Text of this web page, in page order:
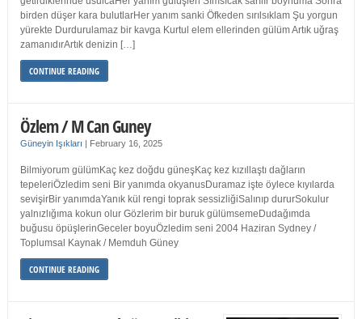
birden düşer kara bulutlarHer yanım sanki Öfkeden sırılsıklam Şu yorgun
yürekte Durdurulamaz bir kavga Kurtul elem ellerinden gülüm Artık uğraş
zamanıdırArtık denizin […]
CONTINUE READING
Özlem / M Can Guney
Güneyin Işıkları | February 16, 2025
Bilmiyorum gülümKaç kez doğdu güneşKaç kez kızıllaştı dağların
tepeleriÖzledim seni Bir yanımda okyanusDuramaz işte öylece kıyılarda
sevişirBir yanımdaYanık kül rengi toprak sessizliğiSalınıp dururSokulur
yalnızlığıma kokun olur Gözlerim bir buruk gülümsemeDudağımda
buğusu öpüşlerinGeceler boyuÖzledim seni 2004 Haziran Sydney /
Toplumsal Kaynak / Memduh Güney
CONTINUE READING